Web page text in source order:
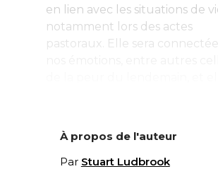
en lien avec les situations de
notamment lors des actes
pastoraux. Elle sera
À propos de l'auteur
Par Stuart Ludbrook